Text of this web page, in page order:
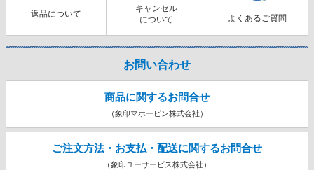
返品について
キャンセル
について
よくあるご質問
お問い合わせ
商品に関するお問合せ
（象印マホービン株式会社）
ご注文方法・お支払・配送に関するお問合せ
（象印ユーサービス株式会社）